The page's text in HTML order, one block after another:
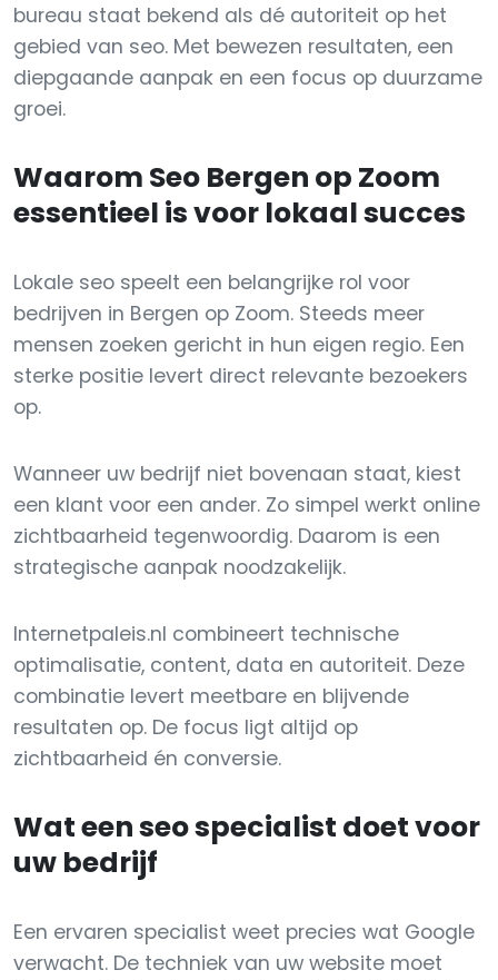
bureau staat bekend als dé autoriteit op het
gebied van seo. Met bewezen resultaten, een
diepgaande aanpak en een focus op duurzame
groei.
Waarom Seo Bergen op Zoom
essentieel is voor lokaal succes
Lokale seo speelt een belangrijke rol voor
bedrijven in Bergen op Zoom. Steeds meer
mensen zoeken gericht in hun eigen regio. Een
sterke positie levert direct relevante bezoekers
op.
Wanneer uw bedrijf niet bovenaan staat, kiest
een klant voor een ander. Zo simpel werkt online
zichtbaarheid tegenwoordig. Daarom is een
strategische aanpak noodzakelijk.
Internetpaleis.nl combineert technische
optimalisatie, content, data en autoriteit. Deze
combinatie levert meetbare en blijvende
resultaten op. De focus ligt altijd op
zichtbaarheid én conversie.
Wat een seo specialist doet voor
uw bedrijf
Een ervaren specialist weet precies wat Google
verwacht. De techniek van uw website moet